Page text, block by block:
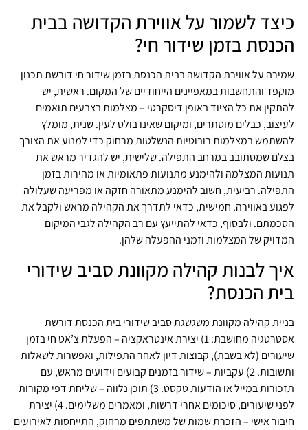
כיצד לשמור על אווירת הקדושה בבית
הכנסת בזמן שידור חי?
שמירה על אווירת הקדושה בבית הכנסת בזמן שידור חי דורשת תכנון
מוקפד והתחשבות במאפיינים הייחודיים של המקום. ראשית, יש
להתקין את כל הציוד באופן דיסקרטי – מצלמות בצבעים תואמים
לעיצוב, כבלים מוסתרים, ומיקום שאינו בולט לעין. שנית, מומלץ
להשתמש במצלמות רובוטיות הנשלטות מרחוק כדי למנוע את הצורך
בצלם שמסתובב במרחב התפילה. שלישית, יש להגדיר מראש את
תנועות המצלמה ולהימנע מתנועות פתאומיות או מהירות בזמן
התפילה. רביעית, חשוב להימנע מתאורה חזקה או מפריעה שעלולה
לפגוע באווירה. חמישית, כדאי לתדרך את הקהילה מראש ולקבל את
הסכמתם. ולבסוף, כדאי להתייעץ עם רב הקהילה לגבי המיקום
המדויק של המצלמות וזמני ההפעלה שלהן.
איך לבנות קהילה מקוונת סביב שידורי
בית הכנסת?
בניית קהילה מקוונת משגשגת סביב שידורי בית הכנסת דורשת
אסטרטגיה מחושבת: 1) יצירת אינטראקציה – הפעלת צ’אט חי בזמן
שיעורים (לא בשבת), קבוצות דיון לאחר התפילות, ואפשרות לשאלות
ותשובות. 2) עקביות – שידור בזמנים קבועים וידועים מראש, עם
תזכורות במייל או הודעות טקסט. 3) תוכן נלווה – שליחת דפי מקורות
לפני שיעורים, סיכומים אחרי דרשות, ומאמרים משלימים. 4) יצירת
חיבור אישי – הזכרת שמות של משתתפים מרחוק, התייחסות לאירועים